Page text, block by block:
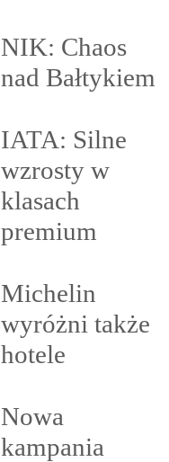
NIK: Chaos
nad Bałtykiem
IATA: Silne
wzrosty w
klasach
premium
Michelin
wyróżni także
hotele
Nowa
kampania